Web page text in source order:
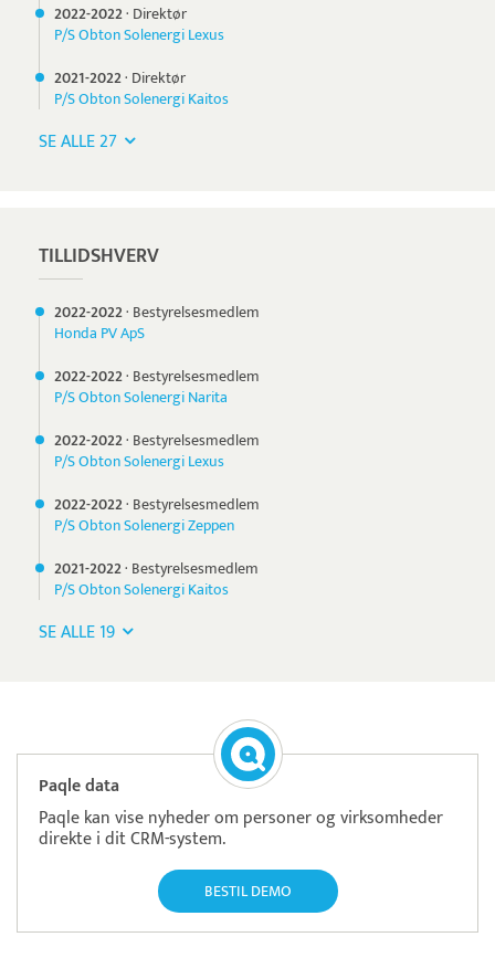
2022-2022· Direktør
P/S Obton Solenergi Lexus
2021-2022· Direktør
P/S Obton Solenergi Kaitos
SE ALLE 27
TILLIDSHVERV
2022-2022· Bestyrelsesmedlem
Honda PV ApS
2022-2022· Bestyrelsesmedlem
P/S Obton Solenergi Narita
2022-2022· Bestyrelsesmedlem
P/S Obton Solenergi Lexus
2022-2022· Bestyrelsesmedlem
P/S Obton Solenergi Zeppen
2021-2022· Bestyrelsesmedlem
P/S Obton Solenergi Kaitos
SE ALLE 19
Paqle data
Paqle kan vise nyheder om personer og virksomheder
direkte i dit CRM-system.
BESTIL DEMO